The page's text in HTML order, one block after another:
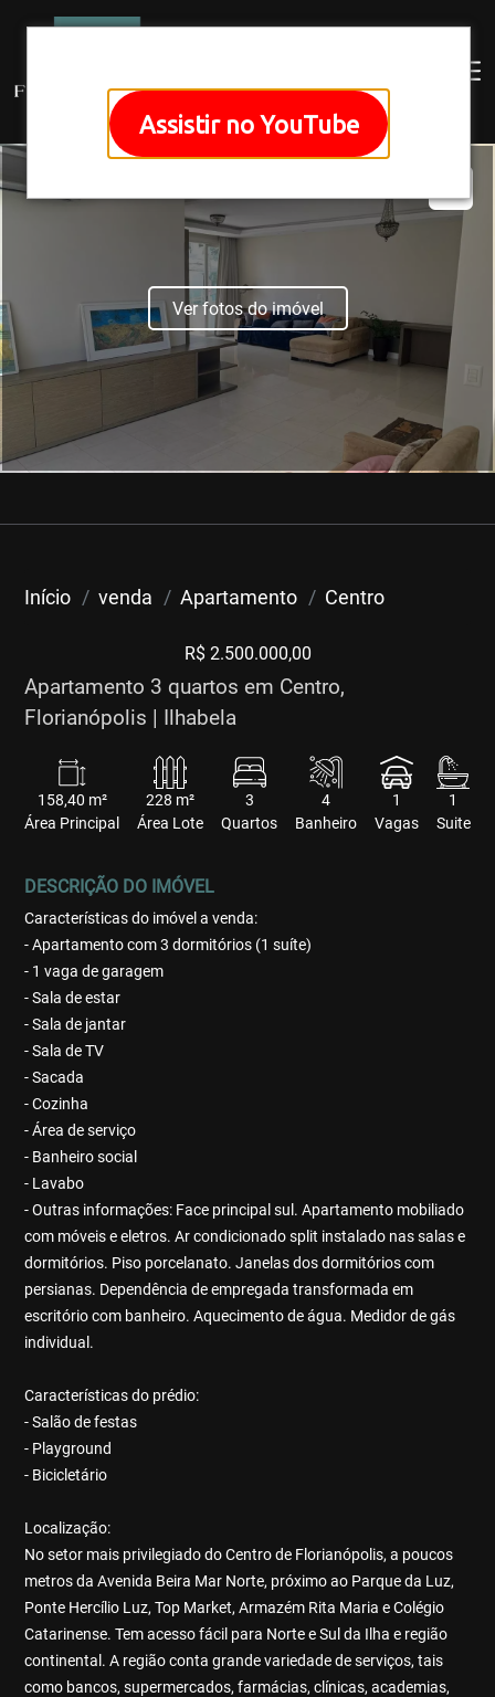
Assistir no YouTube
Ver fotos do imóvel
Início venda Apartamento Centro
R$ 2.500.000,00
Apartamento 3 quartos em Centro,
Florianópolis | Ilhabela
158,40 m²
Área Principal
228 m²
Área Lote
3
Quartos
4
Banheiro
1
Vagas
1
Suite
DESCRIÇÃO DO IMÓVEL
Características do imóvel a venda:
- Apartamento com 3 dormitórios (1 suíte)
- 1 vaga de garagem
- Sala de estar
- Sala de jantar
- Sala de TV
- Sacada
- Cozinha
- Área de serviço
- Banheiro social
- Lavabo
- Outras informações: Face principal sul. Apartamento mobiliado
com móveis e eletros. Ar condicionado split instalado nas salas e
dormitórios. Piso porcelanato. Janelas dos dormitórios com
persianas. Dependência de empregada transformada em
escritório com banheiro. Aquecimento de água. Medidor de gás
individual.
Características do prédio:
- Salão de festas
- Playground
- Bicicletário
Localização:
No setor mais privilegiado do Centro de Florianópolis, a poucos
metros da Avenida Beira Mar Norte, próximo ao Parque da Luz,
Ponte Hercílio Luz, Top Market, Armazém Rita Maria e Colégio
Catarinense. Tem acesso fácil para Norte e Sul da Ilha e região
continental. A região conta grande variedade de serviços, tais
como bancos, supermercados, farmácias, clínicas, academias,